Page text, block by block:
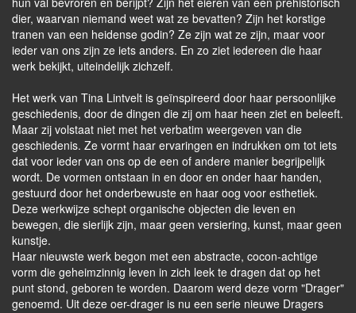
dier, waarvan niemand weet wat ze bevatten? Zijn het korstige
tranen van een heidense godin? Ze zijn wat ze zijn, maar voor
ieder van ons zijn ze iets anders. En zo ziet iedereen die haar
werk bekijkt, uiteindelijk zichzelf.
Het werk van Tina Lintvelt is geïnspireerd door haar persoonlijke
geschiedenis, door de dingen die zij om haar heen ziet en beleeft.
Maar zij volstaat niet met het verbatim weergeven van die
geschiedenis. Ze vormt haar ervaringen en indrukken om tot iets
dat voor ieder van ons op de een of andere manier begrijpelijk
wordt. De vormen ontstaan in en door en onder haar handen,
gestuurd door het onderbewuste en haar oog voor esthetiek.
Deze werkwijze schept organische objecten die leven en
bewegen, die sierlijk zijn, maar geen versiering, kunst, maar geen
kunstje.
Haar nieuwste werk begon met een abstracte, cocon-achtige
vorm die geheimzinnig leven in zich leek te dragen dat op het
punt stond, geboren te worden. Daarom werd deze vorm "Drager"
genoemd. Uit deze oer-drager is nu een serie nieuwe Dragers